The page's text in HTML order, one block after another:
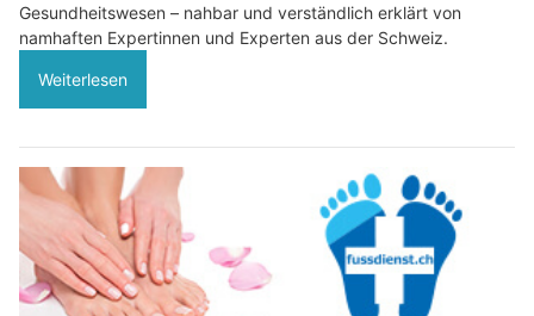
Gesundheitswesen – nahbar und verständlich erklärt von
namhaften Expertinnen und Experten aus der Schweiz.
Weiterlesen